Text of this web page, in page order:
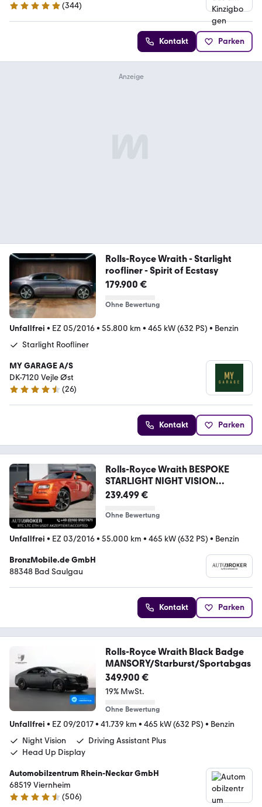
4.8 Sterne
(344)
Kontakt Parken
Rolls-Royce Wraith - Starlight
roofliner - Spirit of Ecstasy
179.900 €
Ohne Bewertung
Unfallfrei • EZ 05/2016• 55.800 km • 465 kW (632 PS) • Benzin
Starlight Roofliner
MY GARAGE A/S
DK-7120 Vejle Øst
4.7 Sterne
(26)
Kontakt Parken
Rolls-Royce Wraith BESPOKE
STARLIGHT NIGHT VISION
TOPZUSTAND
239.499 €
Ohne Bewertung
Unfallfrei • EZ 03/2016• 55.000 km • 465 kW (632 PS) • Benzin
BronzMobile.de GmbH
88348 Bad Saulgau
Kontakt Parken
Rolls-Royce Wraith Black Badge
MANSORY/Starburst/Sportabgas
349.900 €
19% MwSt.
Ohne Bewertung
Unfallfrei • EZ 09/2017• 41.739 km • 465 kW (632 PS) • Benzin
Night Vision
Driving Assistant Plus
Head Up Display
Automobilzentrum Rhein-Neckar GmbH
68519 Viernheim
4.5 Sterne
(506)